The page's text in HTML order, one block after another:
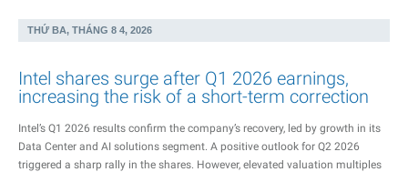
THỨ BA, THÁNG 8 4, 2026
Intel shares surge after Q1 2026 earnings,
increasing the risk of a short-term correction
Intel’s Q1 2026 results confirm the company’s recovery, led by growth in its
Data Center and AI solutions segment. A positive outlook for Q2 2026
triggered a sharp rally in the shares. However, elevated valuation multiples